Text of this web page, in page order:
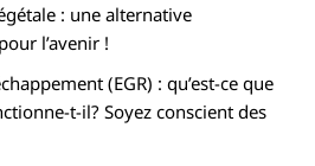
: une alternative
l’avenir !
(EGR) : qu’est-ce que
t-il? Soyez conscient des